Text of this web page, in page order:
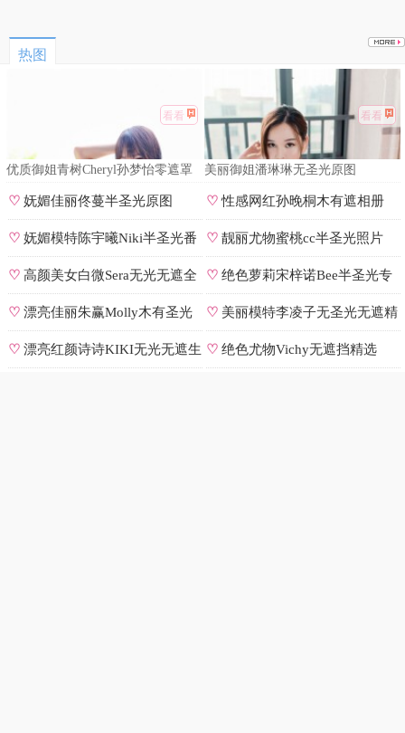
热图
看看
优质御姐青树Cheryl孙梦怡零遮罩
看看
美丽御姐潘琳琳无圣光原图
♡妩媚佳丽佟蔓半圣光原图 ♡性感网红孙晚桐木有遮相册
♡妩媚模特陈宇曦Niki半圣光番
号
♡ 靓丽尤物蜜桃cc半圣光照片
♡高颜美女白微Sera无光无遮全
集
♡ 绝色萝莉宋梓诺Bee半圣光专
辑
♡漂亮佳丽朱赢Molly木有圣光
原图
♡ 美丽模特李凌子无圣光无遮精
选
♡漂亮红颜诗诗KIKI无光无遮生 ♡ 绝色尤物Vichy无遮挡精选